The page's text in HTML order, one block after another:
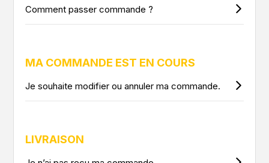
Comment passer commande ?
MA COMMANDE EST EN COURS
Je souhaite modifier ou annuler ma commande.
LIVRAISON